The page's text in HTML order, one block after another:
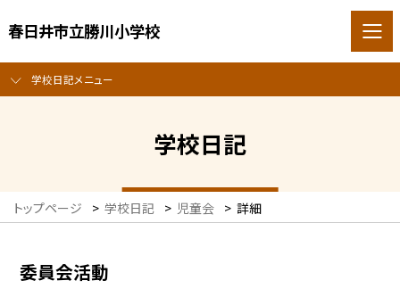
春日井市立勝川小学校
学校日記メニュー
学校日記
トップページ > 学校日記 > 児童会 > 詳細
委員会活動